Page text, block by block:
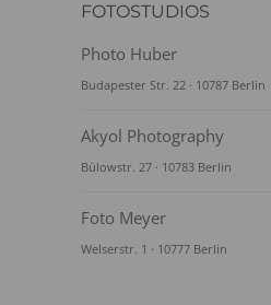
FOTOSTUDIOS
Photo Huber
Budapester Str. 22 · 10787 Berlin
Akyol Photography
Bülowstr. 27 · 10783 Berlin
Foto Meyer
Welserstr. 1 · 10777 Berlin